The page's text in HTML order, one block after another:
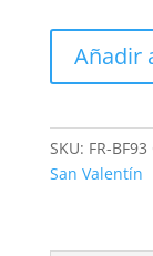
BF93
Hoja
Valentin.
Cœur
Añadir
SKU: FR-BF93
San Valentín